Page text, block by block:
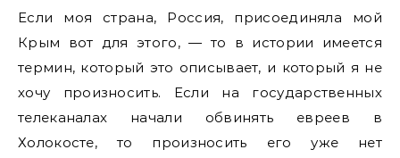
Если моя страна, Россия, присоединяла мой
Крым вот для этого, — то в истории имеется
термин, который это описывает, и который я не
хочу произносить. Если на государственных
телеканалах начали обвинять евреев в
Холокосте, то произносить его уже нет